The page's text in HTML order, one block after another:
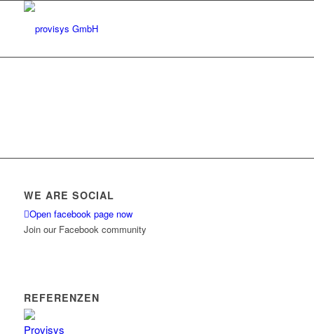
WE ARE SOCIAL
Open facebook page now
Join our Facebook community
REFERENZEN